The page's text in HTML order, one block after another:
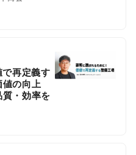
再定義す
の向上
質・効率を